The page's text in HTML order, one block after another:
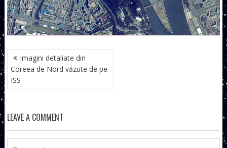
NAVIGARE
ÎN
ARTICOLE
Imagini detaliate din
Coreea de Nord văzute de pe
ISS
LEAVE A COMMENT